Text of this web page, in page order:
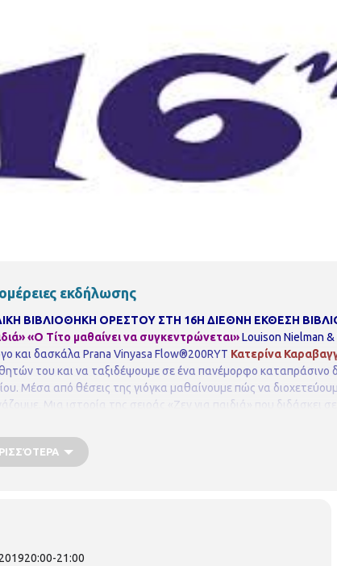
εκδήλωσης
ΒΙΒΛΙΟΘΗΚΗ ΟΡΕΣΤΟΥ ΣΤΗ 16Η ΔΙΕΘΝΗ ΕΚΘΕΣΗ
«Ο Τίτο μαθαίνει να συγκεντρώνεται»Louison Nielman
και δασκάλα Prana Vinyasa Flow®200RYT Κατερίνα
του και να ταξιδέψουμε σε ένα πανέμορφο καταπράσινο
Μέσα από θέσεις της γιόγκα μαθαίνουμε πώς να
Μια ιστορία της σειράς «Ζεν για παιδιά» που διδάσκει
ΟΡΕΣΤΟΥ 33 & ΧΑΛΚΙΔΙΚΗΣ
20:00-21:00